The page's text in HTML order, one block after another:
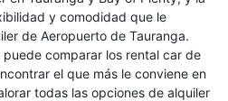
y comodidad que le
de Aeropuerto de Tauranga.
comparar los rental car de
el que más le conviene en
todas las opciones de alquiler